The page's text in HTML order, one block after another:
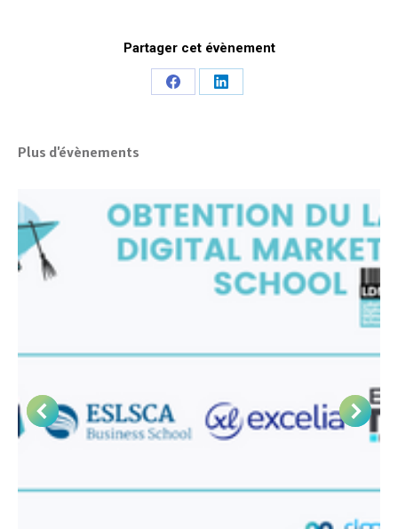
Partager cet évènement
Share
Share
Plus d'évènements